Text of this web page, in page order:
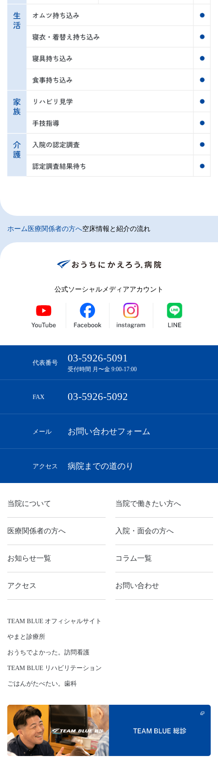
ホーム 医療関係者の方へ空床情報と紹介の流れ
公式ソーシャルメディアアカウント
代表番号 03-5926-5091
受付時間 月〜金 9:00-17:00
FAX 03-5926-5092
メール お問い合わせフォーム
アクセス 病院までの道のり
当院について 当院で働きたい方へ
医療関係者の方へ 入院・面会の方へ
お知らせ一覧 コラム一覧
アクセス お問い合わせ
TEAM BLUE オフィシャルサイト
やまと診療所
おうちでよかった。訪問看護
TEAM BLUE リハビリテーション
ごはんがたべたい。歯科